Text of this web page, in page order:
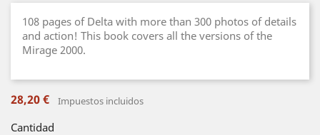
108 pages of Delta with more than 300 photos of details
and action! This book covers all the versions of the
Mirage 2000.
28,20 € Impuestos incluidos
Cantidad